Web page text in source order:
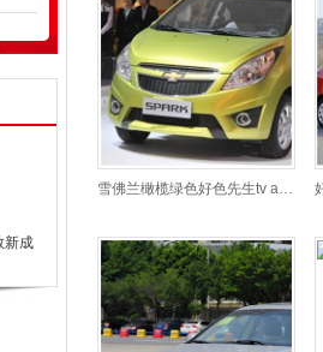
新成
雪佛兰橄榄绿色好色先生tv app漆展示